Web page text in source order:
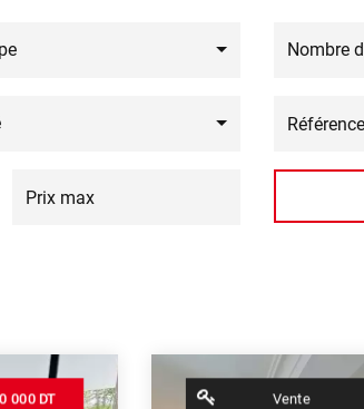
Nombre
000 DT Vente